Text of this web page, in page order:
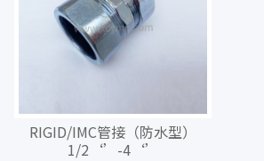
RIGID/IMC管接（防水型）
1/2‘’-4‘’